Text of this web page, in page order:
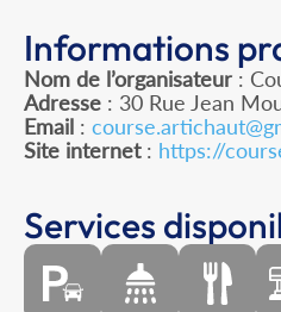
Informations
Nom de l’organisateur :
Adresse : 30 Rue Jean
Email :
Site internet: https://
Services